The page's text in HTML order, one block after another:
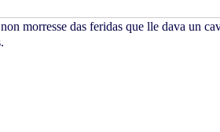
morresse das feridas que lle dava un